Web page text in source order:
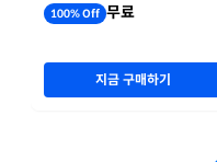
100% Off 무료
지금 구매하기